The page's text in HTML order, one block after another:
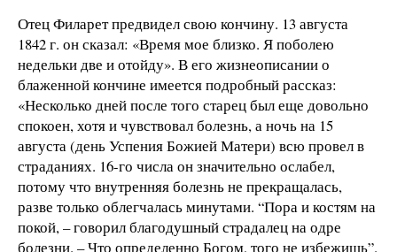
Отец Филарет предвидел свою кончину. 13 августа
1842 г. он сказал: «Время мое близко. Я поболею
недельки две и отойду». В его жизнеописании о
блаженной кончине имеется подробный рассказ:
«Несколько дней после того старец был еще довольно
спокоен, хотя и чувствовал болезнь, а ночь на 15
августа (день Успения Божией Матери) всю провел в
страданиях. 16-го числа он значительно ослабел,
потому что внутренняя болезнь не прекращалась,
разве только облегчалась минутами. “Пора и костям на
покой, – говорил благодушный страдалец на одре
болезни. – Что определенно Богом, того не избежишь”.